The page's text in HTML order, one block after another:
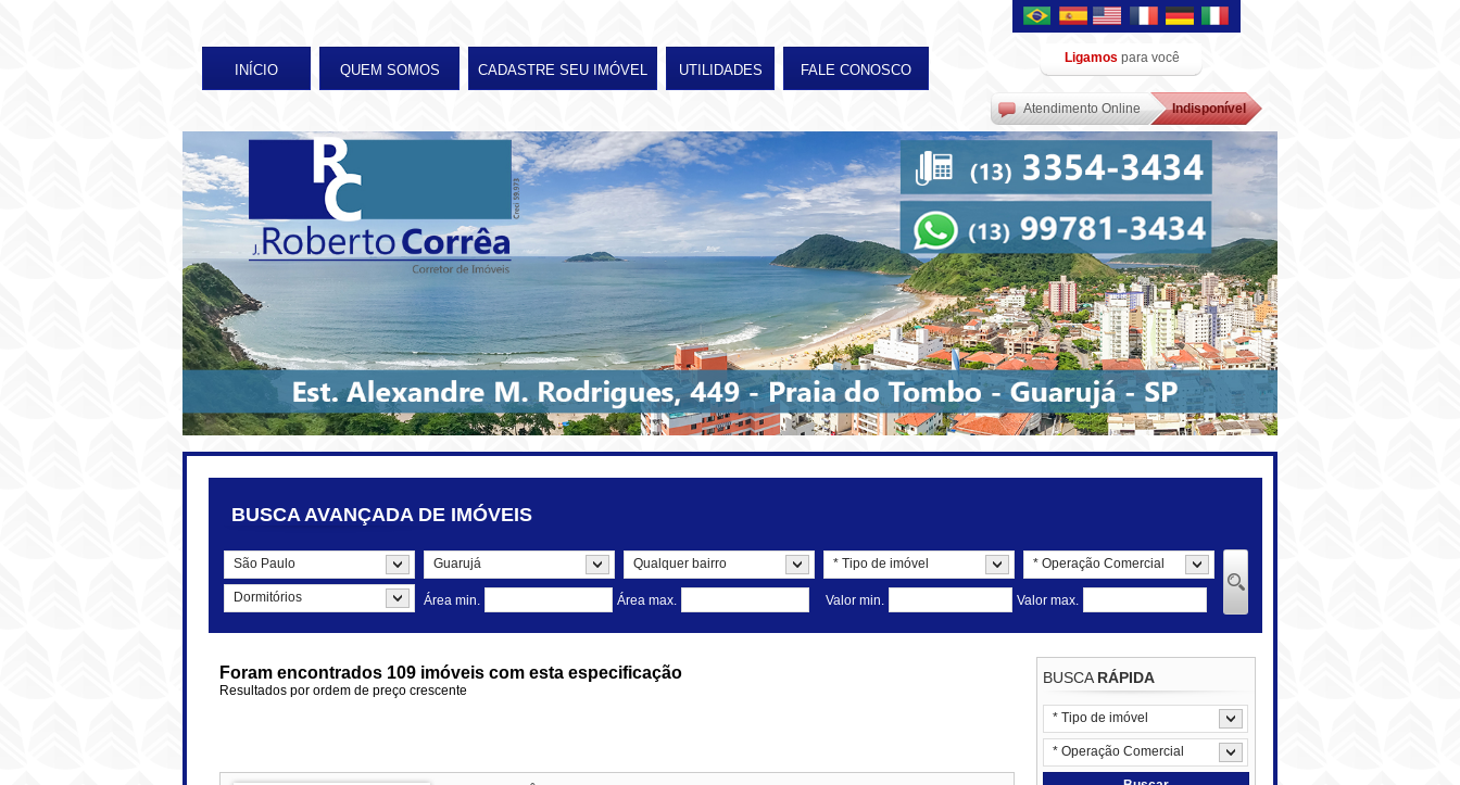
INÍCIO QUEM SOMOS CADASTRE SEU IMÓVEL UTILIDADES FALE CONOSCO
Ligamos para você
Atendimento Online Indisponível
BUSCAAVANÇADADE IMÓVEIS
São Paulo Guarujá Qualquer bairro * Tipo de imóvel * Operação Comercial
Dormitórios Área min. Área max. Valor min. Valor max.
Buscar
Foram encontrados 109 imóveis com esta especificação
Resultados por ordem de preço crescente
BUSCA RÁPIDA
* Tipo de imóvel
* Operação Comercial